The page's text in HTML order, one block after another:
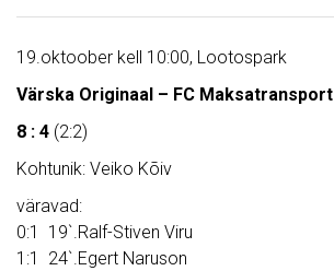
19.oktoober kell 10:00, Lootospark
Värska Originaal – FC Maksatransport
8 : 4 (2:2)
Kohtunik: Veiko Kõiv
väravad:
0:1 19`.Ralf-Stiven Viru
1:1 24`.Egert Naruson